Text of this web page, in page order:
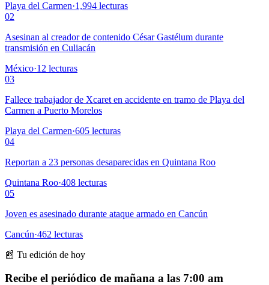
Playa del Carmen·1,994 lecturas
02
Asesinan al creador de contenido César Gastélum durante
transmisión en Culiacán
México·12 lecturas
03
Fallece trabajador de Xcaret en accidente en tramo de Playa del
Carmen a Puerto Morelos
Playa del Carmen·605 lecturas
04
Reportan a 23 personas desaparecidas en Quintana Roo
Quintana Roo·408 lecturas
05
Joven es asesinado durante ataque armado en Cancún
Cancún·462 lecturas
📰 Tu edición de hoy
Recibe el periódico de mañana a las 7:00 am